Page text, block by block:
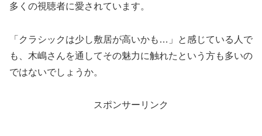
多くの視聴者に愛されています。
「クラシックは少し敷居が高いかも…」と感じている人で
も、木嶋さんを通してその魅力に触れたという方も多いの
ではないでしょうか。
スポンサーリンク